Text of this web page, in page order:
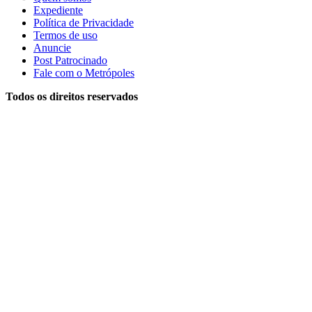
Expediente
Política de Privacidade
Termos de uso
Anuncie
Post Patrocinado
Fale com o Metrópoles
Todos os direitos reservados